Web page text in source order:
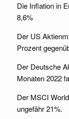
Die Inflation in
8,6%
Der US
Prozent
Der Deutsche
Monaten 2022
Der MSCI
ungefähr 21%.